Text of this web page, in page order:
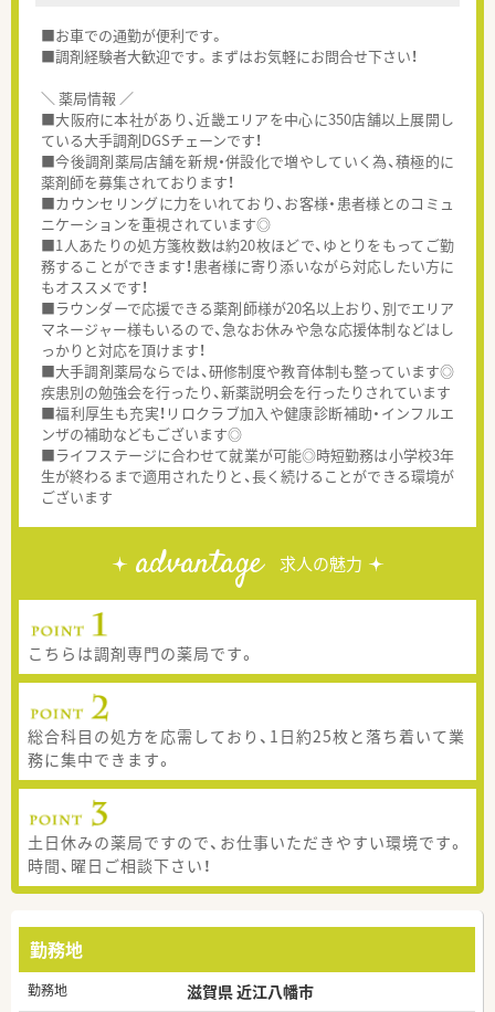
■お車での通勤が便利です。
■調剤経験者大歓迎です。まずはお気軽にお問合せ下さい！
＼ 薬局情報 ／
■大阪府に本社があり、近畿エリアを中心に350店舗以上展開し
ている大手調剤DGSチェーンです！
■今後調剤薬局店舗を新規・併設化で増やしていく為、積極的に
薬剤師を募集されております！
■カウンセリングに力をいれており、お客様・患者様とのコミュ
ニケーションを重視されています◎
■1人あたりの処方箋枚数は約20枚ほどで、ゆとりをもってご勤
務することができます！患者様に寄り添いながら対応したい方に
もオススメです！
■ラウンダーで応援できる薬剤師様が20名以上おり、別でエリア
マネージャー様もいるので、急なお休みや急な応援体制などはし
っかりと対応を頂けます！
■大手調剤薬局ならでは、研修制度や教育体制も整っています◎
疾患別の勉強会を行ったり、新薬説明会を行ったりされています
■福利厚生も充実！リロクラブ加入や健康診断補助・インフルエ
ンザの補助などもございます◎
■ライフステージに合わせて就業が可能◎時短勤務は小学校3年
生が終わるまで適用されたりと、長く続けることができる環境が
ございます
advantage 求人の魅力
こちらは調剤専門の薬局です。
総合科目の処方を応需しており、1日約25枚と落ち着いて業
務に集中できます。
土日休みの薬局ですので、お仕事いただきやすい環境です。
時間、曜日ご相談下さい！
勤務地
勤務地 滋賀県 近江八幡市